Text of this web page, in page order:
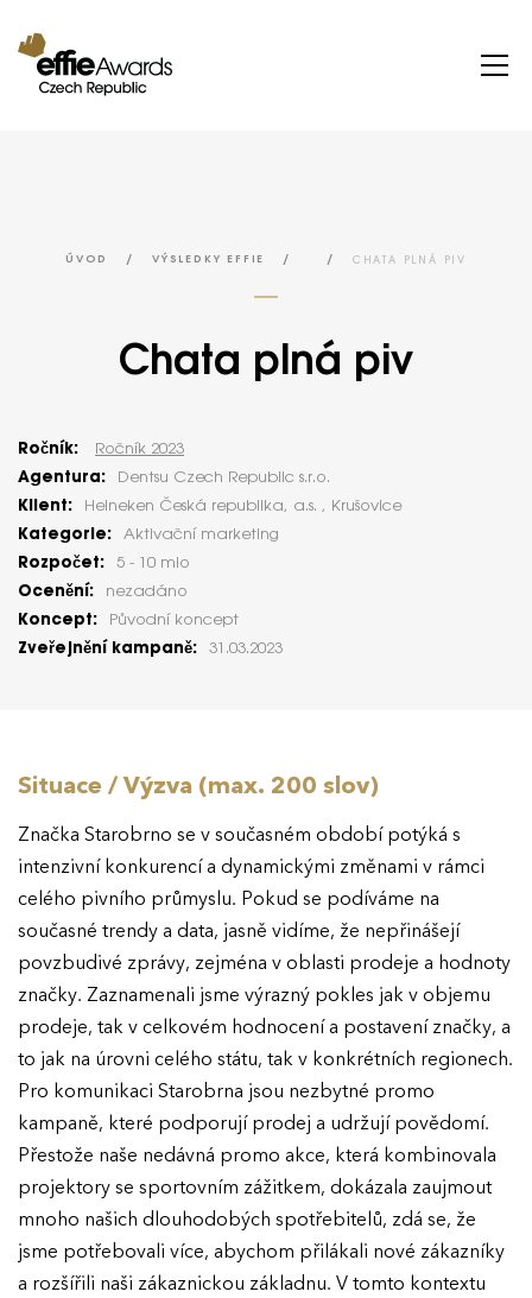
ÚVOD / VÝSLEDKY EFFIE / / CHATA PLNÁ PIV
Chata plná piv
Ročník: Ročník 2023
Agentura: Dentsu Czech Republic s.r.o.
Klient: Heineken Česká republika, a.s. , Krušovice
Kategorie: Aktivační marketing
Rozpočet: 5 - 10 mio
Ocenění: nezadáno
Koncept: Původní koncept
Zveřejnění kampaně: 31.03.2023
Situace / Výzva (max. 200 slov)
Značka Starobrno se v současném období potýká s
intenzivní konkurencí a dynamickými změnami v rámci
celého pivního průmyslu. Pokud se podíváme na
současné trendy a data, jasně vidíme, že nepřinášejí
povzbudivé zprávy, zejména v oblasti prodeje a hodnoty
značky. Zaznamenali jsme výrazný pokles jak v objemu
prodeje, tak v celkovém hodnocení a postavení značky, a
to jak na úrovni celého státu, tak v konkrétních regionech.
Pro komunikaci Starobrna jsou nezbytné promo
kampaně, které podporují prodej a udržují povědomí.
Přestože naše nedávná promo akce, která kombinovala
projektory se sportovním zážitkem, dokázala zaujmout
mnoho našich dlouhodobých spotřebitelů, zdá se, že
jsme potřebovali více, abychom přilákali nové zákazníky
a rozšířili naši zákaznickou základnu. V tomto kontextu